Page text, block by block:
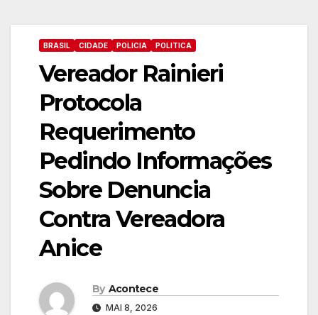
BRASIL CIDADE POLICIA POLITICA
Vereador Rainieri
Protocola
Requerimento
Pedindo Informações
Sobre Denuncia
Contra Vereadora
Anice
By Acontece
MAI 8, 2026